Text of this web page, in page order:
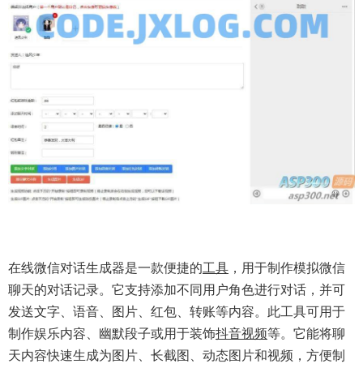
在线微信对话生成器是一款便捷的工具 ，用于制作模拟微信
聊天的对话记录。它支持添加不同用户角色进行对话，并可
发送文字、语音、图片、红包、转账等内容。此工具可用于
制作娱乐内容、幽默段子或用于装饰抖音视频等。它能将聊
天内容快速生成为图片、长截图、动态图片和视频，方便制